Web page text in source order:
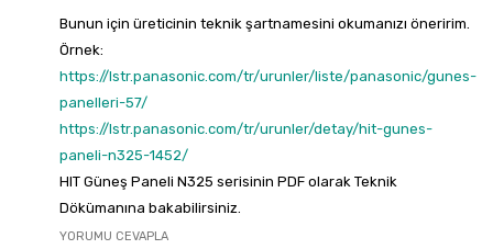
Bunun için üreticinin teknik şartnamesini okumanızı öneririm.
Örnek:
https://lstr.panasonic.com/tr/urunler/liste/panasonic/gunes-
panelleri-57/
https://lstr.panasonic.com/tr/urunler/detay/hit-gunes-
paneli-n325-1452/
HIT Güneş Paneli N325 serisinin PDF olarak Teknik
Dökümanına bakabilirsiniz.
YORUMU CEVAPLA